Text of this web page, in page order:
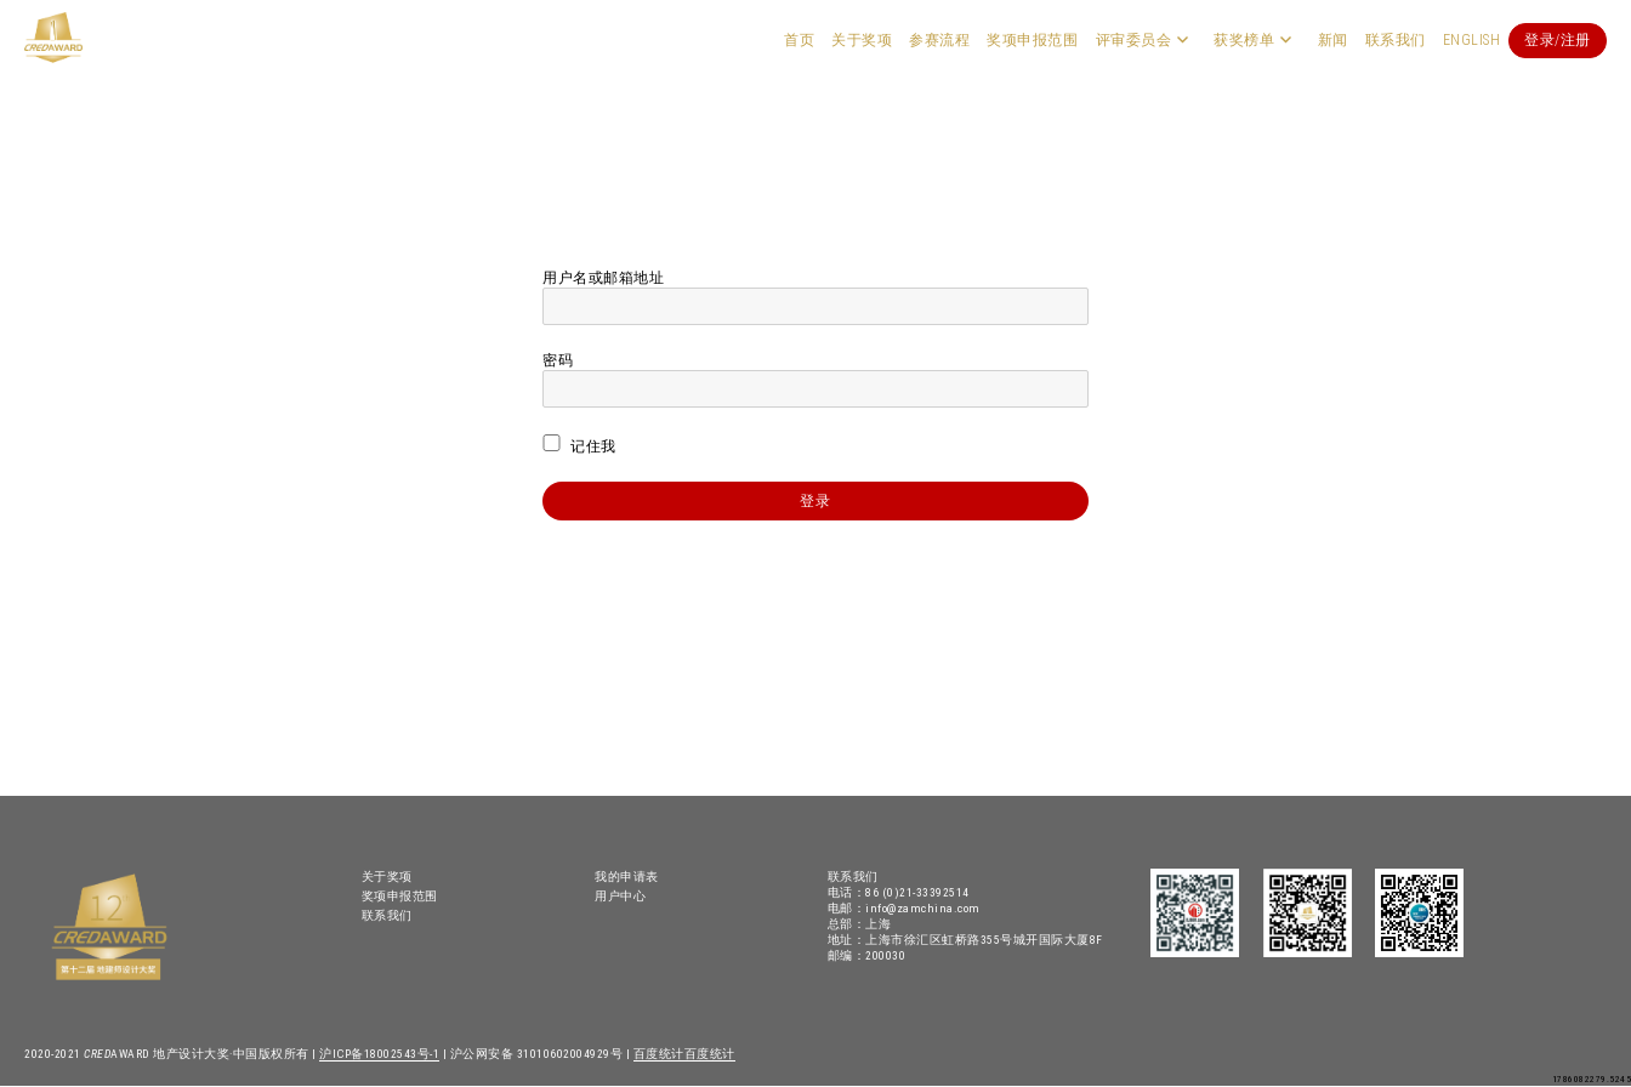
首页 关于奖项 参赛流程 奖项申报范围 评审委员会 获奖榜单 新闻 联系我们 ENGLISH 登录/注册
用户名或邮箱地址
密码
记住我
关于奖项
奖项申报范围
联系我们
我的申请表
用户中心
联系我们
电话：86 (0)21-33392514
电邮：info@zamchina.com
总部：上海
地址：上海市徐汇区虹桥路355号城开国际大厦8F
邮编：200030
2020-2021 CREDAWARD 地产设计大奖·中国版权所有 | 沪ICP备18002543号-1 | 沪公网安备 31010602004929号 | 百度统计百度统计
1786082279.5245